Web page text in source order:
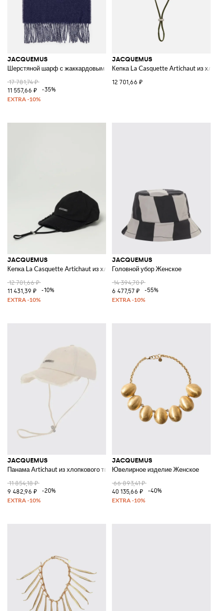
JACQUEMUS
Шерстяной шарф с жаккардовым логотипом
17 781,74 ₽
11 557,66 ₽
-35%
JACQUEMUS
Кепка La Casquette Artichaut из
12 701,66 ₽
JACQUEMUS
Кепка La Casquette Artichaut из хлопка
12 701,66 ₽
11 431,39 ₽
-10%
JACQUEMUS
Головной убор Женское
14 394,70 ₽
6 477,57 ₽
-55%
JACQUEMUS
Панама Artichaut из хлопкового твила
11 854,18 ₽
9 482,96 ₽
-20%
JACQUEMUS
Ювелирное изделие Женское
66 893,41 ₽
40 135,66 ₽
-40%